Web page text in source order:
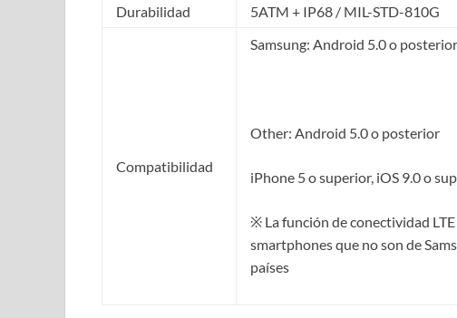
Durabilidad
5ATM + IP68 / MIL-STD-810G
Compatibilidad
Samsung: Android 5.0 o posterior
Other: Android 5.0 o posterior
iPhone 5 o superior, iOS 9.0 o
※ La función de conectividad
smartphones que no son de
países